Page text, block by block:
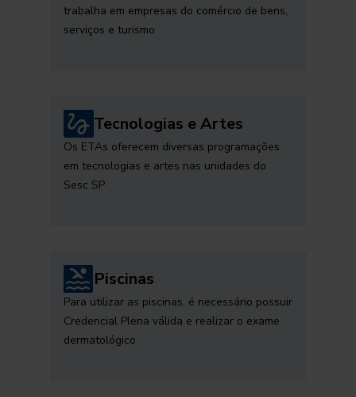
trabalha em empresas do comércio de bens,
serviços e turismo
Tecnologias e Artes
Os ETAs oferecem diversas programações
em tecnologias e artes nas unidades do
Sesc SP
Piscinas
Para utilizar as piscinas, é necessário possuir
Credencial Plena válida e realizar o exame
dermatológico